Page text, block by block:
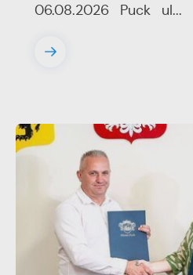
06.08.2026 Puck ul...